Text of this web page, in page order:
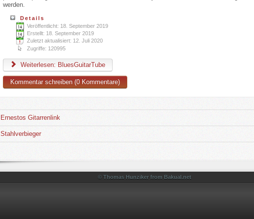
werden.
Details
Veröffentlicht: 18. September 2019
Erstellt: 18. September 2019
Zuletzt aktualisiert: 12. Juli 2020
Zugriffe: 120995
Weiterlesen: BluesGuitarTube
Kommentar schreiben (0 Kommentare)
Ernestos Gitarrenlink
Stahlverbieger
© Thomas Hunziker from Bakual.net